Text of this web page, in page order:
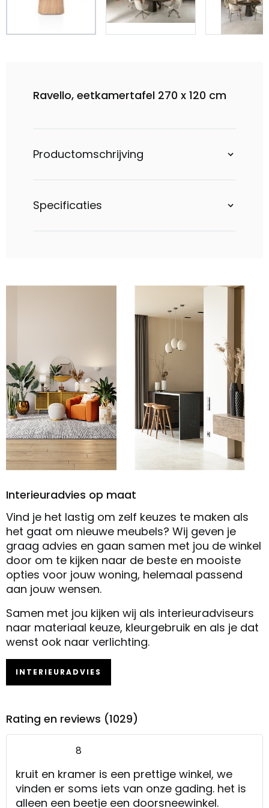
Ravello, eetkamertafel 270 x 120 cm
Productomschrijving
Specificaties
Interieuradvies op maat
Vind je het lastig om zelf keuzes te maken als
het gaat om nieuwe meubels? Wij geven je
graag advies en gaan samen met jou de winkel
door om te kijken naar de beste en mooiste
opties voor jouw woning, helemaal passend
aan jouw wensen.
Samen met jou kijken wij als interieuradviseurs
naar materiaal keuze, kleurgebruik en als je dat
wenst ook naar verlichting.
INTERIEURADVIES
Rating en reviews (1029)
8
kruit en kramer is een prettige winkel, we
vinden er soms iets van onze gading. het is
alleen een beetje een doorsneewinkel.